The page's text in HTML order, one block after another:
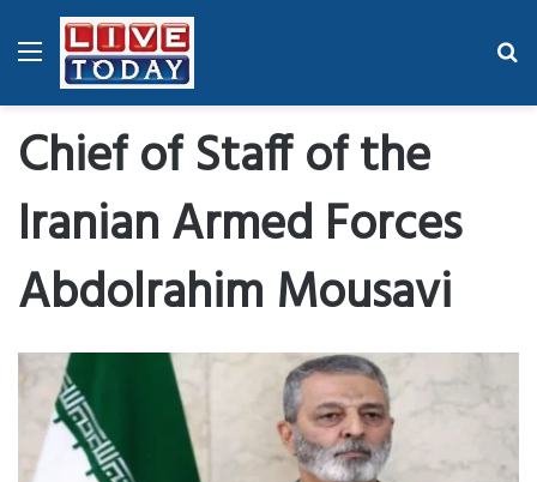
Menu
Chief of Staff of the
Iranian Armed Forces
Abdolrahim Mousavi